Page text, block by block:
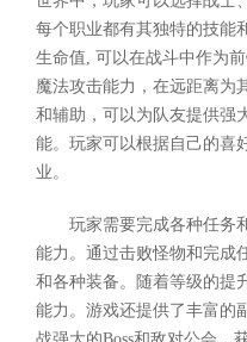
每个职业都有其独特的技能
生命值, 可以在战斗中作为
魔法攻击能力，在远距离为
和辅助，可以为队友提供强
能。玩家可以根据自己的喜
业。
玩家需要完成各种任务
能力。通过击败怪物和完成
和各种装备。随着等级的提
能力。游戏还提供了丰富的